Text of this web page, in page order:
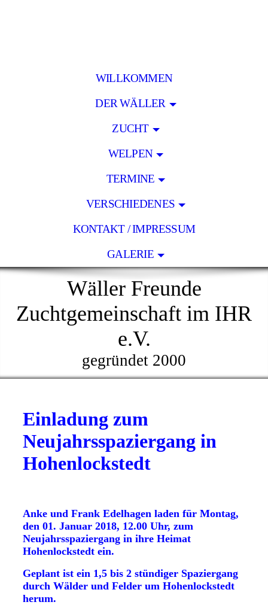
WILLKOMMEN
DER WÄLLER
ZUCHT
WELPEN
TERMINE
VERSCHIEDENES
KONTAKT / IMPRESSUM
GALERIE
Wäller Freunde
Zuchtgemeinschaft im IHR
e.V.
gegründet 2000
Einladung zum
Neujahrsspaziergang in
Hohenlockstedt
Anke und Frank Edelhagen laden für Montag,
den 01. Januar 2018, 12.00 Uhr, zum
Neujahrsspaziergang in ihre Heimat
Hohenlockstedt ein.
Geplant ist ein 1,5 bis 2 stündiger Spaziergang
durch Wälder und Felder um Hohenlockstedt
herum.